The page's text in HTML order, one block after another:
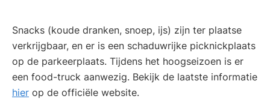
Snacks (koude dranken, snoep, ijs) zijn ter plaatse
verkrijgbaar, en er is een schaduwrijke picknickplaats
op de parkeerplaats. Tijdens het hoogseizoen is er
een food-truck aanwezig. Bekijk de laatste informatie
hier op de officiële website.